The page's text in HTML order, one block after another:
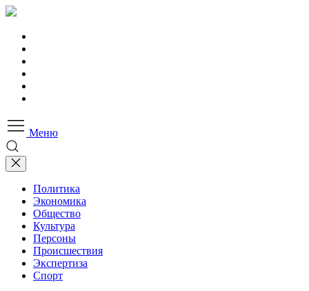
Меню
Политика
Экономика
Общество
Культура
Персоны
Происшествия
Экспертиза
Спорт